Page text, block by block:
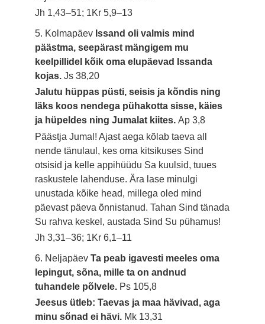
Jh 1,43–51; 1Kr 5,9–13
5. Kolmapäev Issand oli valmis mind
päästma, seepärast mängigem mu
keelpillidel kõik oma elupäevad Issanda
kojas.Js 38,20
Jalutu hüppas püsti, seisis ja kõndis ning
läks koos nendega pühakotta sisse, käies
ja hüpeldes ning Jumalat kiites.Ap 3,8
Päästja Jumal! Ajast aega kõlab taeva all
nende tänulaul, kes oma kitsikuses Sind
otsisid ja kelle appihüüdu Sa kuulsid, tuues
raskustele lahenduse. Ära lase minulgi
unustada kõike head, millega oled mind
päevast päeva õnnistanud. Tahan Sind tänada
Su rahva keskel, austada Sind Su pühamus!
Jh 3,31–36; 1Kr 6,1–11
6. NeljapäevTa peab igavesti meeles oma
lepingut, sõna, mille ta on andnud
tuhandele põlvele. Ps 105,8
Jeesus ütleb: Taevas ja maa hävivad, aga
minu sõnad ei hävi. Mk 13,31